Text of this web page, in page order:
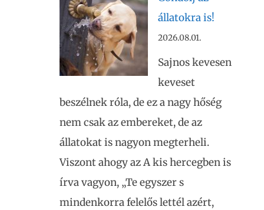
állatokra is!
2026.08.01.
Sajnos kevesen
keveset
beszélnek róla, de ez a nagy hőség
nem csak az embereket, de az
állatokat is nagyon megterheli.
Viszont ahogy az A kis hercegben is
írva vagyon, „Te egyszer s
mindenkorra felelős lettél azért,